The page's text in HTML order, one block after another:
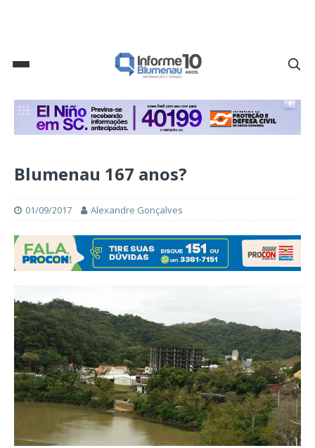
Blumenau 167 anos?
01/09/2017 Alexandre Gonçalves